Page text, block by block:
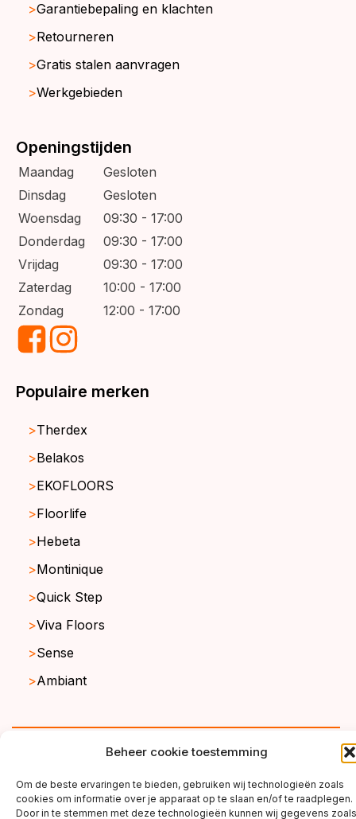
Beheer cookie toestemming
Om de beste ervaringen te bieden, gebruiken wij technologieën zoals
cookies om informatie over je apparaat op te slaan en/of te raadplegen.
Door in te stemmen met deze technologieën kunnen wij gegevens zoals
Garantiebepaling en klachten
Retourneren
Gratis stalen aanvragen
Werkgebieden
Openingstijden
Maandag
Gesloten
Dinsdag
Gesloten
Woensdag
09:30 - 17:00
Donderdag
09:30 - 17:00
Vrijdag
09:30 - 17:00
Zaterdag
10:00 - 17:00
Zondag
12:00 - 17:00
Populaire merken
Therdex
Belakos
EKOFLOORS
Floorlife
Hebeta
Montinique
Quick Step
Viva Floors
Sense
Ambiant